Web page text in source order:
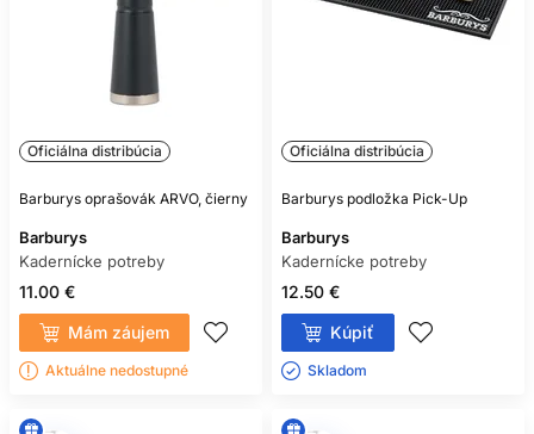
Oficiálna distribúcia
Barburys oprašovák ARVO, čierny
Barburys
Kadernícke potreby
11.00 €
Mám záujem
Aktuálne nedostupné
Oficiálna distribúcia
Barburys podložka Pick-Up
Barburys
Kadernícke potreby
12.50 €
Kúpiť
Skladom ㅤ